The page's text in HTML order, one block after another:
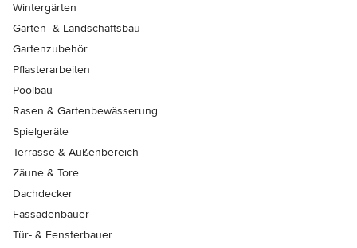
Wintergärten
Garten- & Landschaftsbau
Gartenzubehör
Pflasterarbeiten
Poolbau
Rasen & Gartenbewässerung
Spielgeräte
Terrasse & Außenbereich
Zäune & Tore
Dachdecker
Fassadenbauer
Tür- & Fensterbauer